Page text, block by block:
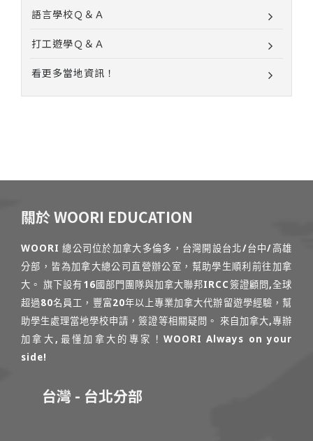
語言學校Ｑ＆Ａ
打工遊學Ｑ＆Ａ
看更多當地資訊！
關於 WOORI EDUCATION
WOORI 總公司位於加拿大多倫多，台灣開設台北/台中/高雄
分部，皆為加拿大總公司直營辦公室，幫助學生順利前往加拿
大。 旗下設有16國部門團隊與加拿大聯邦IRCC簽證顧問,全球
超過80名員工，豐富20年以上專業加拿大代辦留遊學經驗，幫
助學生處理當地學校申請，簽證等相關疑問。 來自加拿大,專辦
加拿大,最懂加拿大的專家！WOORI Always on your
side!
台灣 - 台北分部